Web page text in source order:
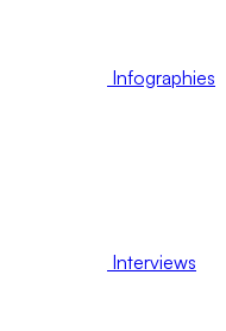
Infographies
Interviews